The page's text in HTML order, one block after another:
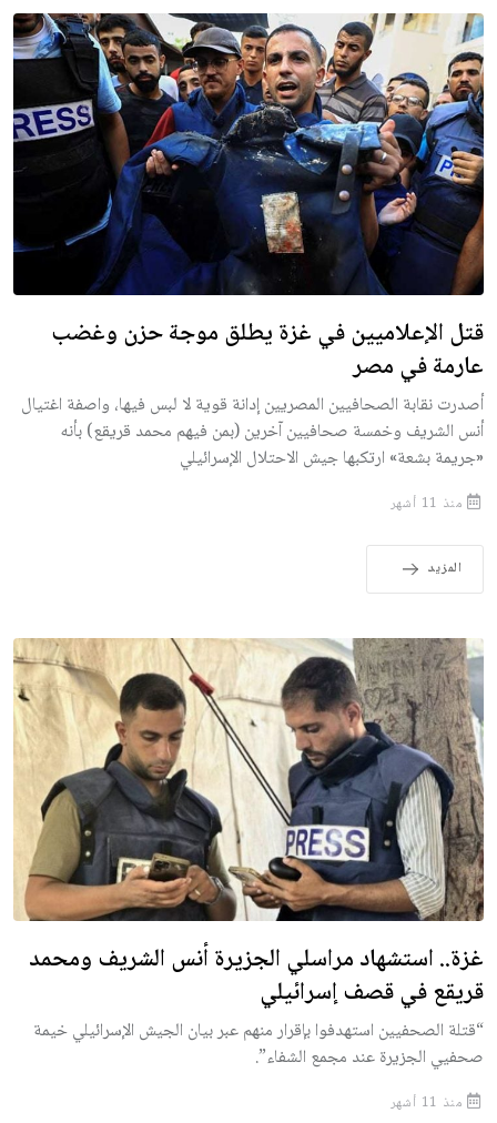
قتل الإعلاميين في غزة يطلق موجة حزن وغضب
عارمة في مصر
أصدرت نقابة الصحافيين المصريين إدانة قوية لا لبس فيها، واصفة اغتيال
أنس الشريف وخمسة صحافيين آخرين (بمن فيهم محمد قريقع) بأنه
«جريمة بشعة» ارتكبها جيش الاحتلال الإسرائيلي
منذ 11 أشهر
المزيد
غزة.. استشهاد مراسلي الجزيرة أنس الشريف ومحمد
قريقع في قصف إسرائيلي
“قتلة الصحفيين استهدفوا بإقرار منهم عبر بيان الجيش الإسرائيلي خيمة
صحفيي الجزيرة عند مجمع الشفاء”.
منذ 11 أشهر